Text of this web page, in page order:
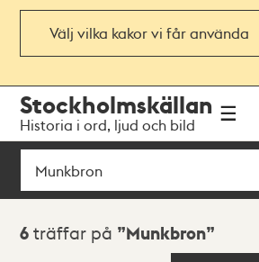
Välj vilka kakor vi får använda
navigationen
huvudinnehållet
Stockholmskällan
Historia i ord, ljud och bild
Sök
Sökresultat
6 träffar på Munkbron